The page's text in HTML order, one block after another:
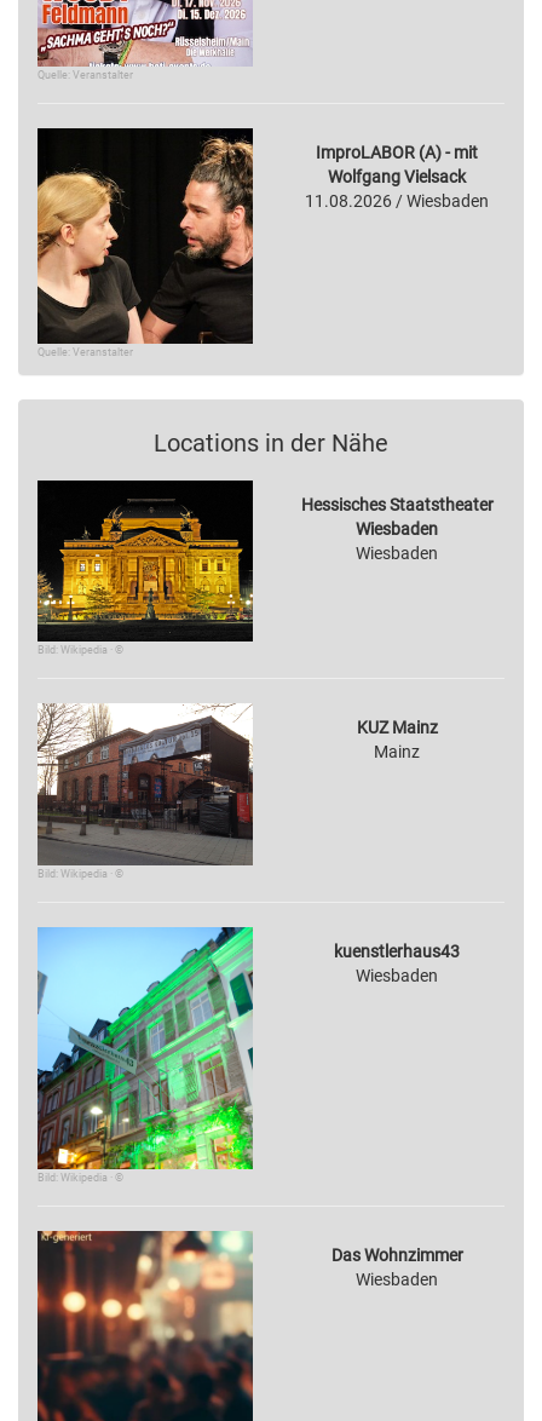
Quelle: Veranstalter
Quelle: Veranstalter
ImproLABOR (A) - mit
Wolfgang Vielsack
11.08.2026 / Wiesbaden
Locations in der Nähe
Bild: Wikipedia · ©
Hessisches Staatstheater
Wiesbaden
Wiesbaden
Bild: Wikipedia · ©
KUZ Mainz
Mainz
Bild: Wikipedia · ©
kuenstlerhaus43
Wiesbaden
Das Wohnzimmer
Wiesbaden